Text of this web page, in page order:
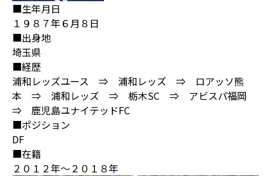
■生年月日
１９８７年６月８日
■出身地
埼玉県
■経歴
浦和レッズユース ⇒ 浦和レッズ ⇒ ロアッソ熊
本 ⇒ 浦和レッズ ⇒ 栃木SC ⇒ アビスパ福岡
⇒ 鹿児島ユナイテッドFC
■ポジション
DF
■在籍
２０１２年～２０１８年